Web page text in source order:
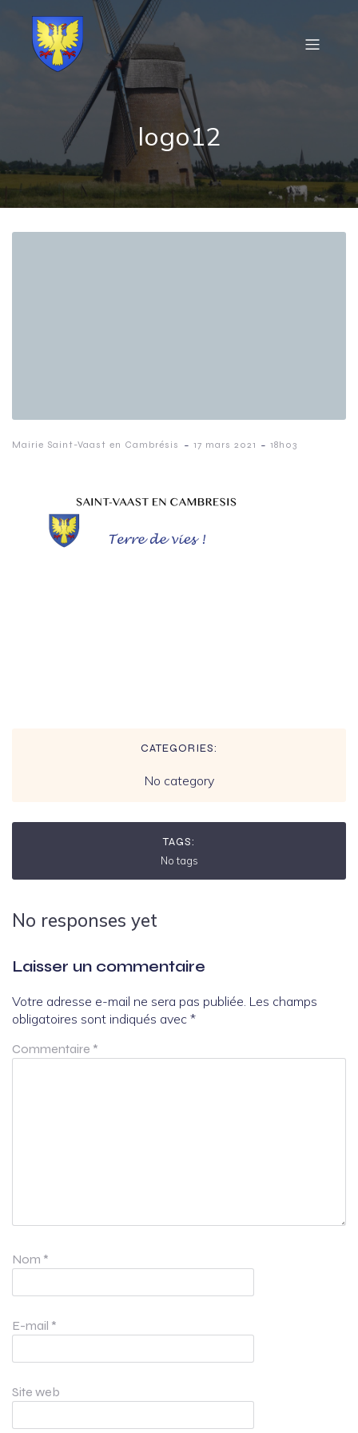
logo12
Mairie Saint-Vaast en Cambrésis - 17 mars 2021 - 18h03
CATEGORIES:
No category
TAGS:
No tags
No responses yet
Laisser un commentaire
Votre adresse e-mail ne sera pas publiée. Les champs
obligatoires sont indiqués avec *
Commentaire *
Nom *
E-mail *
Site web